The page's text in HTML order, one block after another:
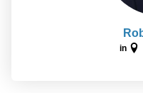
in